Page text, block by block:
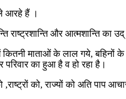
आरहे हैं ।
राष्ट्रशान्ति और आत्मशान्ति का
माताओं के लाल गये, बहिनों के
परिवार का हुआ है व हो रहा है।
को, राज्यों को अति पाप